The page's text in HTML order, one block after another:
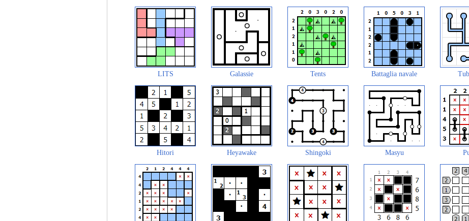
LITS Galassie Tents Battaglia navale
Hitori Heyawake Shingoki Masyu